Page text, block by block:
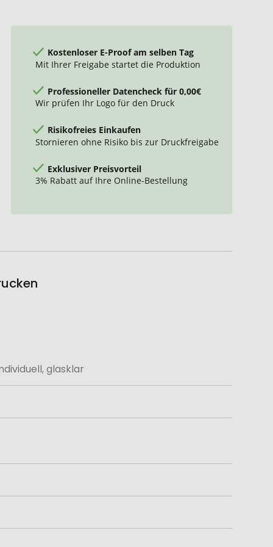
Kostenloser E-Proof am selben Tag
Mit Ihrer Freigabe startet die Produktion
Professioneller Datencheck für 0,00€
Wir prüfen Ihr Logo für den Druck
Risikofreies Einkaufen
Stornieren ohne Risiko bis zur Druckfreigabe
Exklusiver Preisvorteil
3% Rabatt auf Ihre Online-Bestellung
glasklar